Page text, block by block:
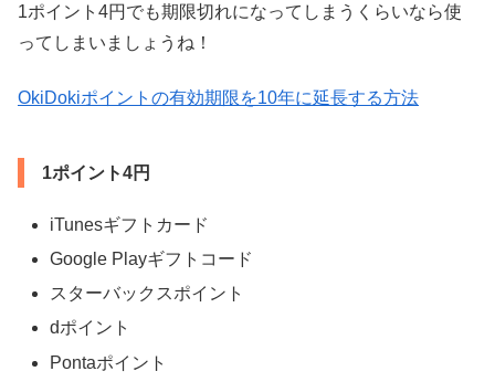
1ポイント4円でも期限切れになってしまうくらいなら使
ってしまいましょうね！
OkiDokiポイントの有効期限を10年に延長する方法
1ポイント4円
iTunesギフトカード
Google Playギフトコード
スターバックスポイント
dポイント
Pontaポイント